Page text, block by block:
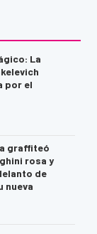
La
por el
graffiteó
rosa y
de
nueva